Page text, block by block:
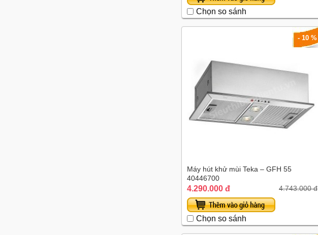
Chọn so sánh
- 10 %
Máy hút khử mùi Teka – GFH 55
40446700
4.290.000 đ 4.743.000 đ
Chọn so sánh